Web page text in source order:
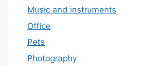
Music and instruments
Office
Pets
Photography